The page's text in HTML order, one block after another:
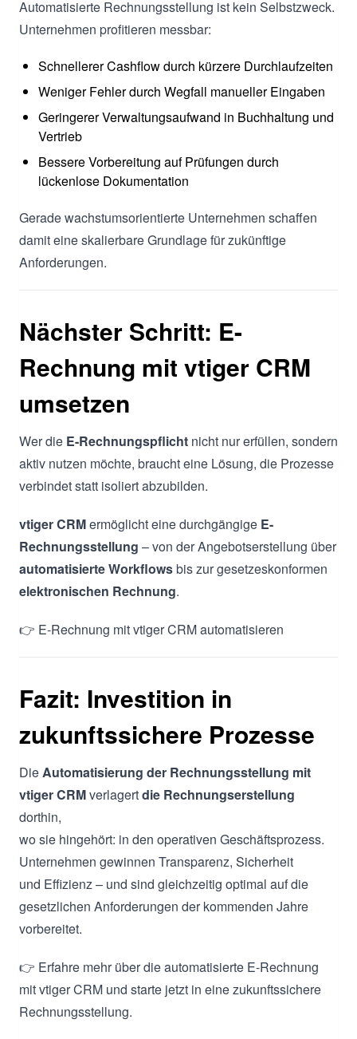
Automatisierte Rechnungsstellung ist kein Selbstzweck.
Unternehmen profitieren messbar:
Schnellerer Cashflow durch kürzere Durchlaufzeiten
Weniger Fehler durch Wegfall manueller Eingaben
Geringerer Verwaltungsaufwand in Buchhaltung und
Vertrieb
Bessere Vorbereitung auf Prüfungen durch
lückenlose Dokumentation
Gerade wachstumsorientierte Unternehmen schaffen
damit eine skalierbare Grundlage für zukünftige
Anforderungen.
Nächster Schritt: E-
Rechnung mit vtiger CRM
umsetzen
Wer die E-Rechnungspflicht nicht nur erfüllen, sondern
aktiv nutzen möchte, braucht eine Lösung, die Prozesse
verbindet statt isoliert abzubilden.
vtiger CRMermöglicht eine durchgängige E-
Rechnungsstellung – von der Angebotserstellung über
automatisierte Workflowsbis zur gesetzeskonformen
elektronischen Rechnung.
👉 E-Rechnung mit vtiger CRM automatisieren
Fazit: Investition in
zukunftssichere Prozesse
DieAutomatisierung der Rechnungsstellung mit
vtiger CRMverlagertdie Rechnungserstellung
dorthin,
wo sie hingehört: in den operativen Geschäftsprozess.
Unternehmen gewinnen Transparenz, Sicherheit
und Effizienz – und sind gleichzeitig optimal auf die
gesetzlichen Anforderungen der kommenden Jahre
vorbereitet.
👉 Erfahre mehr über die automatisierte E-Rechnung
mit vtiger CRM und starte jetzt in eine zukunftssichere
Rechnungsstellung.